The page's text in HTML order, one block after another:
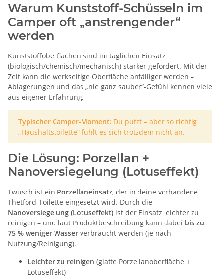
Warum Kunststoff-Schüsseln im
Camper oft „anstrengender“
werden
Kunststoffoberflächen sind im täglichen Einsatz
(biologisch/chemisch/mechanisch) stärker gefordert. Mit der
Zeit kann die werkseitige Oberfläche anfälliger werden –
Ablagerungen und das „nie ganz sauber“-Gefühl kennen viele
aus eigener Erfahrung.
Typischer Camper-Moment: Du putzt – aber so richtig
„Haushaltstoilette“ fühlt es sich trotzdem nicht an.
Die Lösung: Porzellan +
Nanoversiegelung (Lotuseffekt)
Twusch ist ein Porzellaneinsatz, der in deine vorhandene
Thetford-Toilette eingesetzt wird. Durch die
Nanoversiegelung (Lotuseffekt) ist der Einsatz leichter zu
reinigen – und laut Produktbeschreibung kann dabei bis zu
75 % weniger Wasser verbraucht werden (je nach
Nutzung/Reinigung).
Leichter zu reinigen (glatte Porzellanoberfläche +
Lotuseffekt)